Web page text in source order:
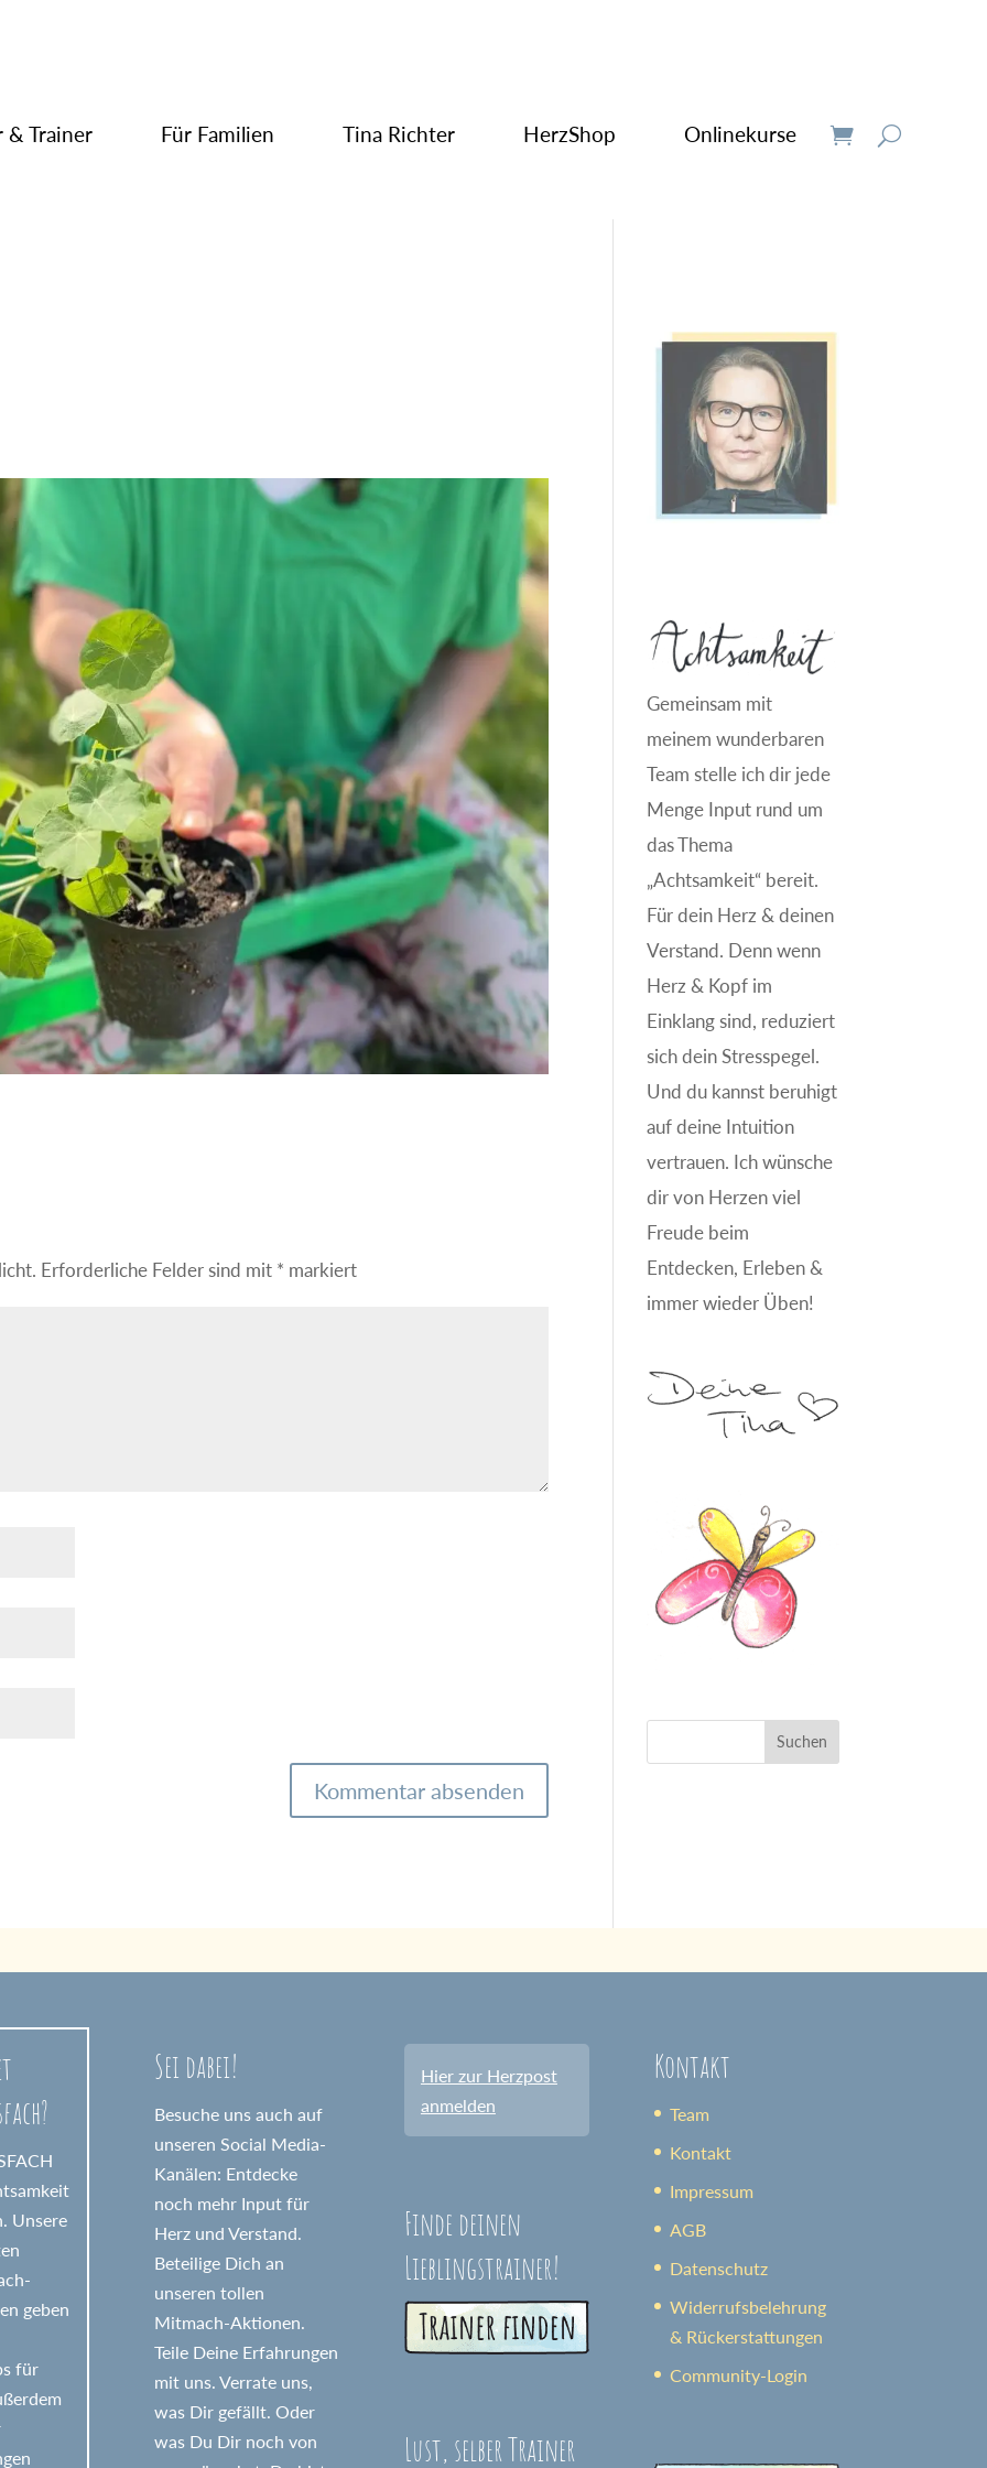
& Trainer Für Familien Tina Richter HerzShop Onlinekurse
Erforderliche Felder sind mit * markiert
Gemeinsam mit
meinem wunderbaren
Team stelle ich dir jede
Menge Input rund um
das Thema
„Achtsamkeit“ bereit.
Für dein Herz & deinen
Verstand. Denn wenn
Herz & Kopf im
Einklang sind, reduziert
sich dein Stresspegel.
Und du kannst beruhigt
auf deine Intuition
vertrauen. Ich wünsche
dir von Herzen viel
Freude beim
Entdecken, Erleben &
immer wieder Üben!
Unsere
geben
für
Sei dabei!
Besuche uns auch auf
unseren Social Media-
Kanälen: Entdecke
noch mehr Input für
Herz und Verstand.
Beteilige Dich an
unseren tollen
Mitmach-Aktionen.
Teile Deine Erfahrungen
mit uns. Verrate uns,
was Dir gefällt. Oder
was Du Dir noch von
Hier zur Herzpost
anmelden
Finde deinen
Lieblingstrainer!
Lust, selber Trainer
Kontakt
Team
Kontakt
Impressum
AGB
Datenschutz
Widerrufsbelehrung
& Rückerstattungen
Community-Login